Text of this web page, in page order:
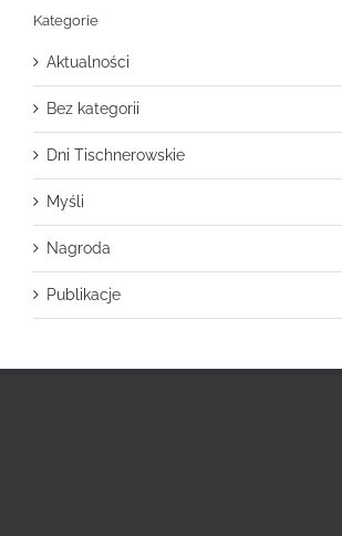
Kategorie
Aktualności
Bez kategorii
Dni Tischnerowskie
Myśli
Nagroda
Publikacje